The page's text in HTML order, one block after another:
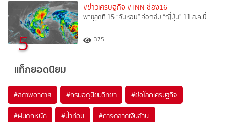
5
#ข่าวเศรษฐกิจ #TNN ช่อง16
พายุลูกที่ 15 “จันหอม” จ่อถล่ม “ญี่ปุ่น” 11 ส.ค.นี้
375
แท็กยอดนิยม
#สภาพอากาศ #กรมอุตุนิยมวิทยา #ย่อโลกเศรษฐกิจ
#ฝนตกหนัก #น้ำท่วม #การตลาดเงินล้าน